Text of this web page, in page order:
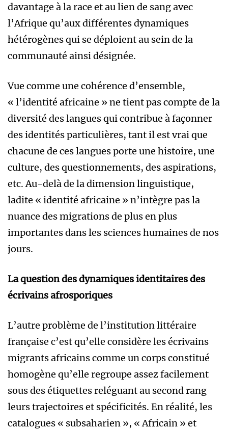
davantage à la race et au lien de sang avec
l’Afrique qu’aux différentes dynamiques
hétérogènes qui se déploient au sein de la
communauté ainsi désignée.
Vue comme une cohérence d’ensemble,
« l’identité africaine » ne tient pas compte de la
diversité des langues qui contribue à façonner
des identités particulières, tant il est vrai que
chacune de ces langues porte une histoire, une
culture, des questionnements, des aspirations,
etc. Au-delà de la dimension linguistique,
ladite « identité africaine » n’intègre pas la
nuance des migrations de plus en plus
importantes dans les sciences humaines de nos
jours.
La question des dynamiques identitaires des
écrivains afrosporiques
L’autre problème de l’institution littéraire
française c’est qu’elle considère les écrivains
migrants africains comme un corps constitué
homogène qu’elle regroupe assez facilement
sous des étiquettes reléguant au second rang
leurs trajectoires et spécificités. En réalité, les
catalogues « subsaharien », « Africain » et